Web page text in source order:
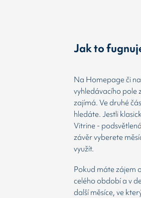
Jak to
Na Homepage či
vyhledávacího pole
zajímá. Ve druhé
hledáte. Jestli
Vitrine -
závěr vyberete
využít.
Pokud máte zájem
celého období a v
další měsíce, ve